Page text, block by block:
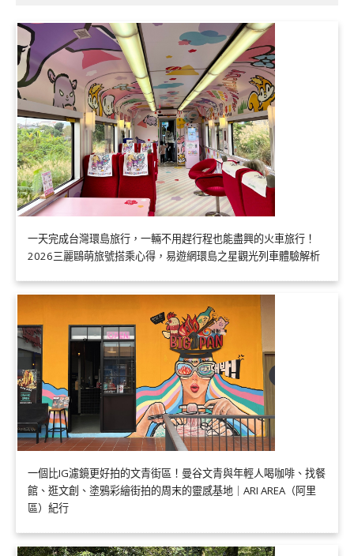
一天完成台灣環島旅行，一輛不用趕行程也能盡興的火車旅行！
2026三麗鷗萌旅號搭乘心得，易遊網環島之星觀光列車體驗解析
一個比IG濾鏡更好拍的文青街區！曼谷文青與年輕人喝咖啡、找餐
館、逛文創、塗鴉彩繪街拍的周末的靈感基地｜ARI AREA（阿里
區）紀行